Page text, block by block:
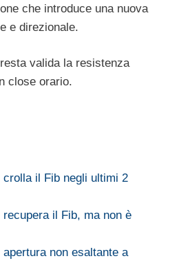
che introduce una nuova
e direzionale.
valida la resistenza
close orario.
crolla il Fib negli ultimi 2
il Fib, ma non è
non esaltante a